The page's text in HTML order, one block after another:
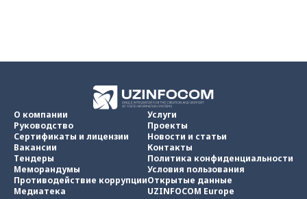
О компании
Руководство
Сертификаты и лицензии
Вакансии
Тендеры
Меморандумы
Противодействие коррупции
Медиатека
Услуги
Проекты
Новости и статьи
Контакты
Политика конфиденциальности
Условия пользования
Открытые данные
UZINFOCOM Europe